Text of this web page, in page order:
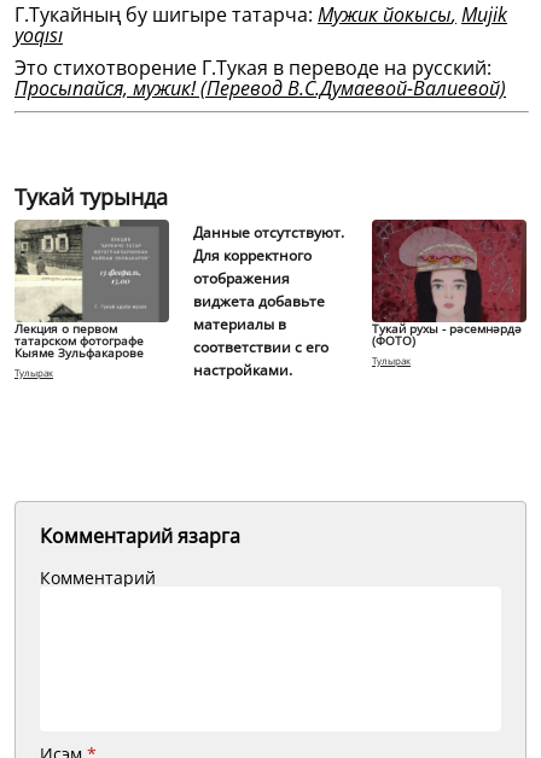
Г.Тукайның бу шигыре татарча: Мужик йокысы, Mujik
yoqısı
Это стихотворение Г.Тукая в переводе на русский:
Просыпайся, мужик!(Перевод В.С.Думаевой-Валиевой)
Тукай турында
Лекция о первом
татарском фотографе
Кыяме Зульфакарове
Тулырак
Данные отсутствуют.
Для корректного
отображения
виджета добавьте
материалы в
соответствии с его
настройками.
Тукай рухы - рәсемнәрдә
(ФОТО)
Тулырак
Комментарий язарга
Комментарий